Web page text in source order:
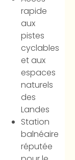
rapide
aux
pistes
cyclables
et aux
espaces
naturels
des
Landes
Station
balnéaire
réputée